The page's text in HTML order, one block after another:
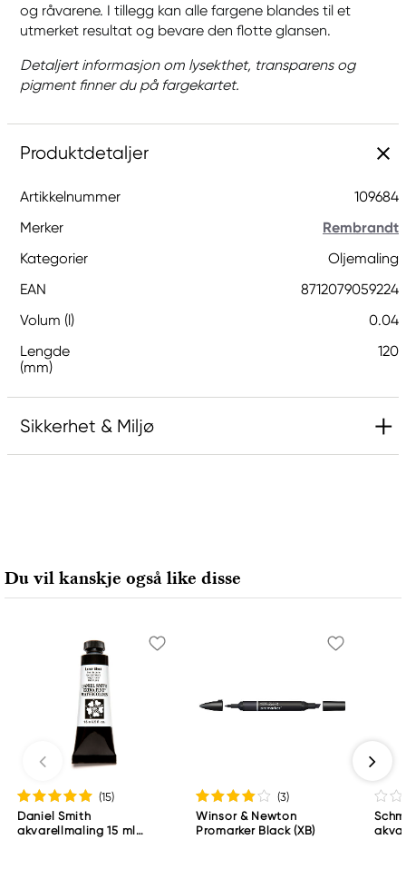
og råvarene. I tillegg kan alle fargene blandes til et
utmerket resultat og bevare den flotte glansen.
Detaljert informasjon om lysekthet, transparens og
pigment finner du på fargekartet.
Produktdetaljer
Artikkelnummer
109684
Merker
Rembrandt
Kategorier
Oljemaling
EAN
8712079059224
Volum (l)
0.04
Lengde
(mm)
120
Sikkerhet & Miljø
7311 PD Apeldoorn, Netherlands
info@royaltalens.com
Du vil kanskje også like disse
(15)
Daniel Smith
akvarellmaling 15 ml
(3)
Winsor & Newton
Promarker Black (XB)